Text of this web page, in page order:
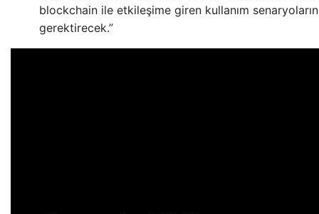
blockchain ile etkileşime giren kullanım
gerektirecek.”